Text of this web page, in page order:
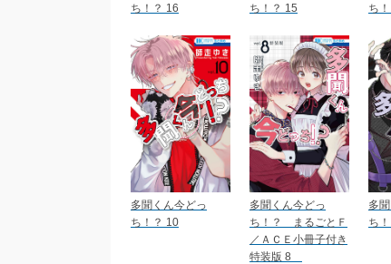
ち！？ 16
ち！？ 15
ち
多聞くん今どっ
ち！？ 10
多聞くん今どっ
ち！？ まるごとＦ
／ＡＣＥ小冊子付き
特装版 8
多
ち